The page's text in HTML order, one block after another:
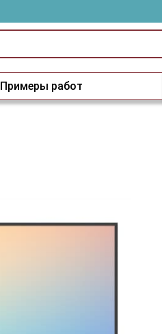
Примеры работ